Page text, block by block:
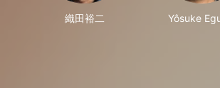
織田裕二 Yôsuke